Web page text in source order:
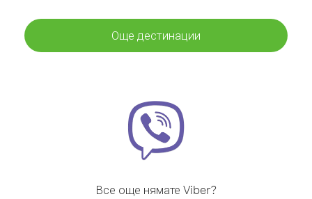
Още дестинации
Все още нямате Viber?